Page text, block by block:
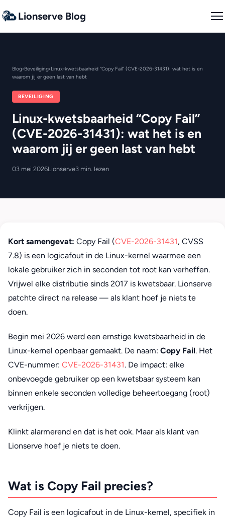
Lionserve Blog
Blog›Beveiliging›Linux-kwetsbaarheid “Copy Fail” (CVE-2026-31431): wat het is en
waarom jij er geen last van hebt
BEVEILIGING
Linux-kwetsbaarheid “Copy Fail”
(CVE-2026-31431): wat het is en
waarom jij er geen last van hebt
03 mei 2026Lionserve3 min. lezen
Kort samengevat: Copy Fail (CVE-2026-31431, CVSS
7.8) is een logicafout in de Linux-kernel waarmee een
lokale gebruiker zich in seconden tot root kan verheffen.
Vrijwel elke distributie sinds 2017 is kwetsbaar. Lionserve
patchte direct na release — als klant hoef je niets te
doen.
Begin mei 2026 werd een ernstige kwetsbaarheid in de
Linux-kernel openbaar gemaakt. De naam: Copy Fail. Het
CVE-nummer: CVE-2026-31431. De impact: elke
onbevoegde gebruiker op een kwetsbaar systeem kan
binnen enkele seconden volledige beheertoegang (root)
verkrijgen.
Klinkt alarmerend en dat is het ook. Maar als klant van
Lionserve hoef je niets te doen.
Wat is Copy Fail precies?
Copy Fail is een logicafout in de Linux-kernel, specifiek in